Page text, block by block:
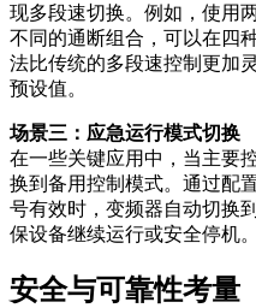
现多段速切换。例如，使用
不同的通断组合，可以在四
法比传统的多段速控制更加
预设值。
场景三：应急运行模式切换
在一些关键应用中，当主要
换到备用控制模式。通过配
号有效时，变频器自动切换
保设备继续运行或安全停机。
安全与可靠性考量